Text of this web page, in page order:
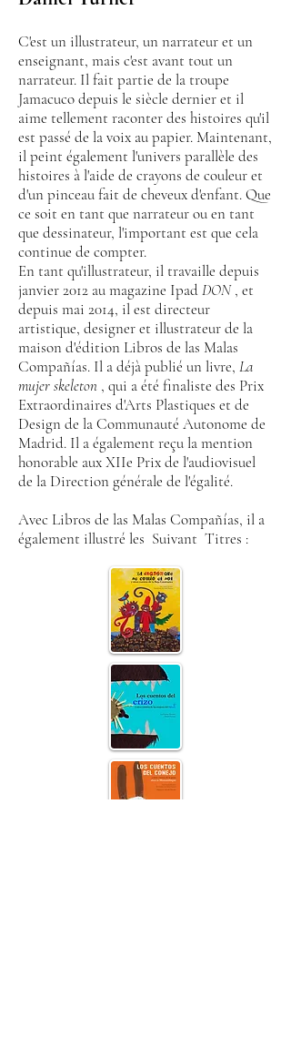
C'est un illustrateur, un narrateur et un
enseignant, mais c'est avant tout un
narrateur. Il fait partie de la troupe
Jamacuco depuis le siècle dernier et il
aime tellement raconter des histoires qu'il
est passé de la voix au papier. Maintenant,
il peint également l'univers parallèle des
histoires à l'aide de crayons de couleur et
d'un pinceau fait de cheveux d'enfant. Que
ce soit en tant que narrateur ou en tant
que dessinateur, l'important est que cela
continue de compter.
En tant qu'illustrateur, il travaille depuis
janvier 2012 au magazine IpadDON, et
depuis mai 2014, il est directeur
artistique, designer et illustrateur de la
maison d'édition Libros de las Malas
Compañías. Il a déjà publié un livre, La
mujer skeleton , qui a été finaliste des Prix
Extraordinaires d'Arts Plastiques et de
Design de la Communauté Autonome de
Madrid. Il a également reçu la mention
honorable aux XIIe Prix de l'audiovisuel
de la Direction générale de l'égalité.
Avec Libros de las Malas Compañías, il a
également illustré les Suivant Titres :